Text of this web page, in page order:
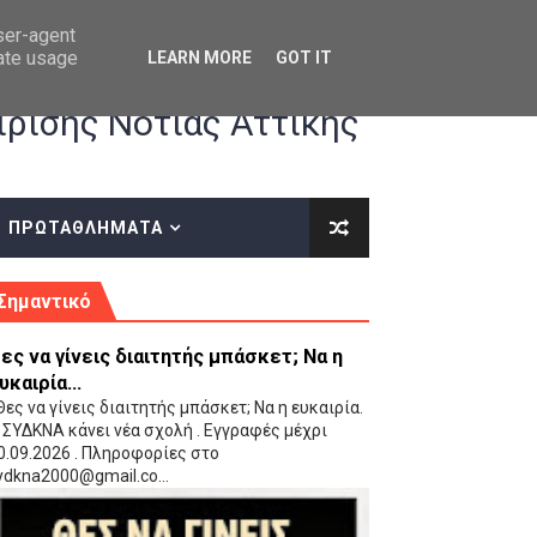
οδηγίες επί του ΚΑΝΟΝΙΣΜΟΥ ΕΓΓΡΑΦΩΝ-ΜΕΤΑΓΡΑΦΩΝ ΤΗΣ
(VIDEO)
Νότιας Αττικής
ΠΡΩΤΑΘΛΗΜΑΤΑ
να γίνεις διαιτητής μπάσκετ; Να η
να γίνεις διαιτητής μπάσκετ; Να η ευκαιρία.
κάνει νέα σχολή . Εγγραφές μέχρι
. Πληροφορίες στο
agent
usage
LEARN MORE GOT IT